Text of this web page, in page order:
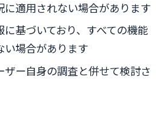
に適用されない場合があります
基づいており、すべての機能
い場合があります
ー自身の調査と併せて検討さ